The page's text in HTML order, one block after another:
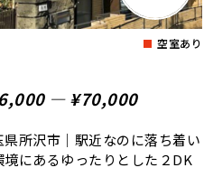
空室あり
― ¥70,000
県所沢市｜駅近なのに落ち着い
境にあるゆったりとした２DK